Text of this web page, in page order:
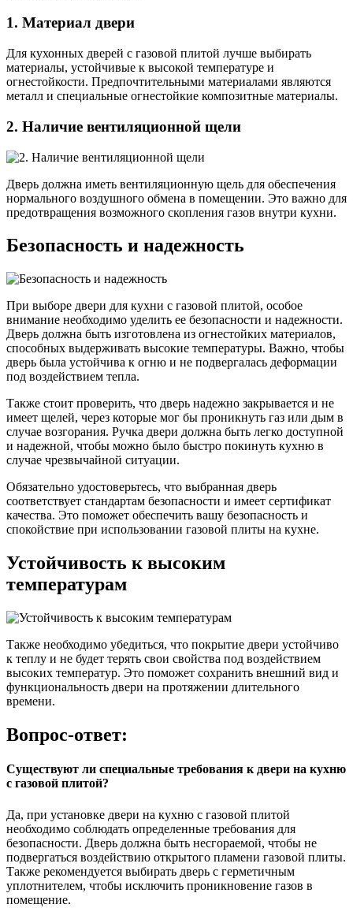
1. Материал двери
Для кухонных дверей с газовой плитой лучше выбирать
материалы, устойчивые к высокой температуре и
огнестойкости. Предпочтительными материалами являются
металл и специальные огнестойкие композитные материалы.
2. Наличие вентиляционной щели
Дверь должна иметь вентиляционную щель для обеспечения
нормального воздушного обмена в помещении. Это важно для
предотвращения возможного скопления газов внутри кухни.
Безопасность и надежность
При выборе двери для кухни с газовой плитой, особое
внимание необходимо уделить ее безопасности и надежности.
Дверь должна быть изготовлена из огнестойких материалов,
способных выдерживать высокие температуры. Важно, чтобы
дверь была устойчива к огню и не подвергалась деформации
под воздействием тепла.
Также стоит проверить, что дверь надежно закрывается и не
имеет щелей, через которые мог бы проникнуть газ или дым в
случае возгорания. Ручка двери должна быть легко доступной
и надежной, чтобы можно было быстро покинуть кухню в
случае чрезвычайной ситуации.
Обязательно удостоверьтесь, что выбранная дверь
соответствует стандартам безопасности и имеет сертификат
качества. Это поможет обеспечить вашу безопасность и
спокойствие при использовании газовой плиты на кухне.
Устойчивость к высоким
температурам
Также необходимо убедиться, что покрытие двери устойчиво
к теплу и не будет терять свои свойства под воздействием
высоких температур. Это поможет сохранить внешний вид и
функциональность двери на протяжении длительного
времени.
Вопрос-ответ:
Существуют ли специальные требования к двери на кухню
с газовой плитой?
Да, при установке двери на кухню с газовой плитой
необходимо соблюдать определенные требования для
безопасности. Дверь должна быть несгораемой, чтобы не
подвергаться воздействию открытого пламени газовой плиты.
Также рекомендуется выбирать дверь с герметичным
уплотнителем, чтобы исключить проникновение газов в
помещение.